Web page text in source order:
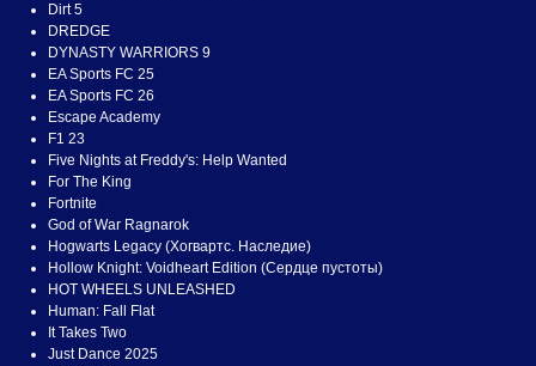
Dirt 5
DREDGE
DYNASTY WARRIORS 9
EA Sports FC 25
EA Sports FC 26
Escape Academy
F1 23
Five Nights at Freddy's: Help Wanted
For The King
Fortnite
God of War Ragnarok
Hogwarts Legacy (Хогвартс. Наследие)
Hollow Knight: Voidheart Edition (Сердце пустоты)
HOT WHEELS UNLEASHED
Human: Fall Flat
It Takes Two
Just Dance 2025